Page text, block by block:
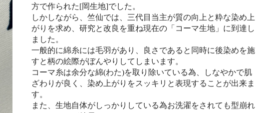
方で作られた[岡生地]でした。
しかしながら、竺仙では、三代目当主が質の向上と粋な染め上
がりを求め、研究と改良を重ね現在の「コーマ生地」に到達し
ました。
一般的に綿糸には毛羽があり、良さであると同時に後染めを施
すと柄の絵際がぼんやりしてしまいます。
コーマ糸は余分な綿(わた)を取り除いている為、しなやかで肌
ざわりが良く、染め上がりをスッキリと表現することが出来ま
す。
また、生地自体がしっかりしている為お洗濯をされても型崩れ